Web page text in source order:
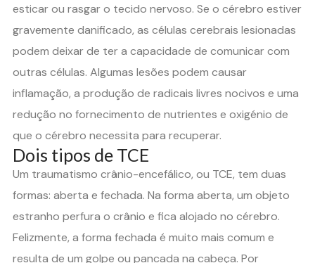
esticar ou rasgar o tecido nervoso. Se o cérebro estiver
gravemente danificado, as células cerebrais lesionadas
podem deixar de ter a capacidade de comunicar com
outras células. Algumas lesões podem causar
inflamação, a produção de radicais livres nocivos e uma
redução no fornecimento de nutrientes e oxigénio de
que o cérebro necessita para recuperar.
Dois tipos de TCE
Um traumatismo crânio-encefálico, ou TCE, tem duas
formas: aberta e fechada. Na forma aberta, um objeto
estranho perfura o crânio e fica alojado no cérebro.
Felizmente, a forma fechada é muito mais comum e
resulta de um golpe ou pancada na cabeça. Por